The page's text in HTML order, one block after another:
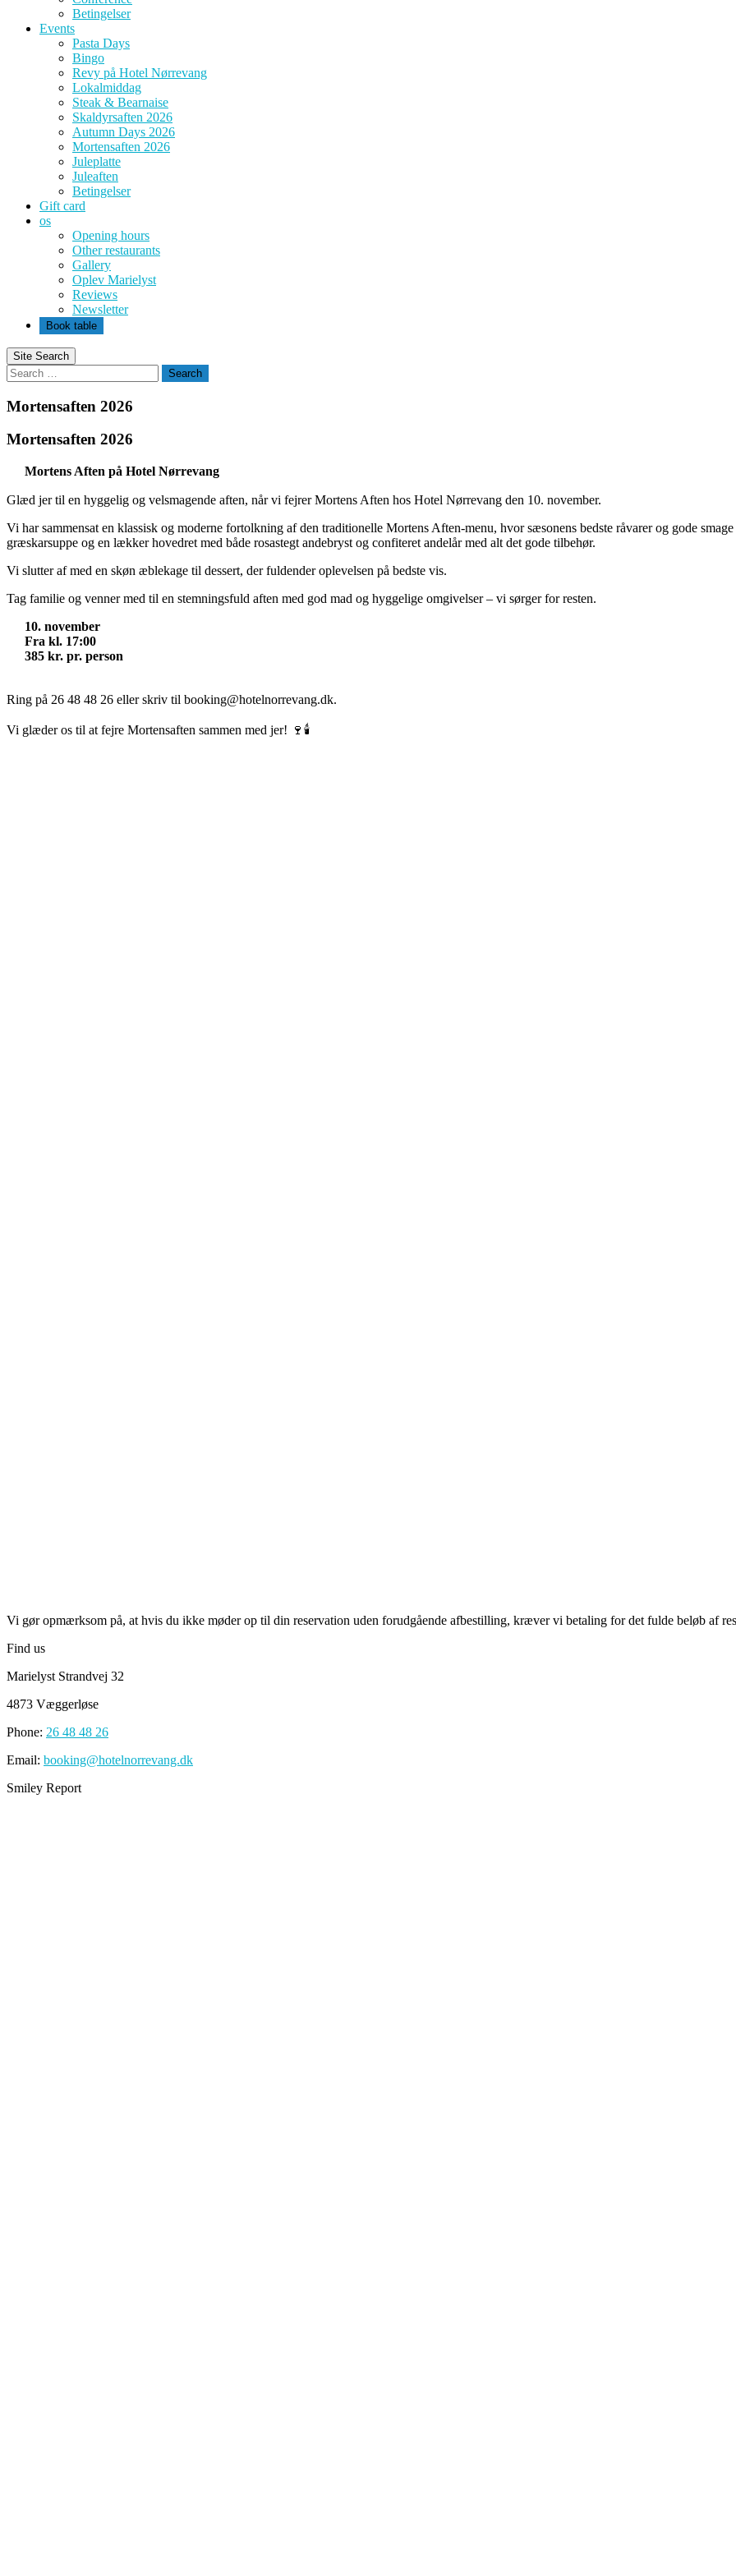
Betingelser
Events
Pasta Days
Bingo
Revy på Hotel Nørrevang
Lokalmiddag
Steak & Bearnaise
Skaldyrsaften 2026
Autumn Days 2026
Mortensaften 2026
Juleplatte
Juleaften
Betingelser
Gift card
os
Opening hours
Other restaurants
Gallery
Oplev Marielyst
Reviews
Newsletter
Book table
Site Search
Search
Mortensaften 2026
Mortensaften 2026
Mortens Aften på Hotel Nørrevang
Glæd jer til en hyggelig og velsmagende aften, når vi fejrer Mortens Aften hos Hotel Nørrevang den 10. november.
Vi har sammensat en klassisk og moderne fortolkning af den traditionelle Mortens Aften-menu, hvor sæsonens bedste råvarer og gode
græskarsuppe og en lækker hovedret med både rosastegt andebryst og confiteret andelår med alt det gode tilbehør.
Vi slutter af med en skøn æblekage til dessert, der fuldender oplevelsen på bedste vis.
Tag familie og venner med til en stemningsfuld aften med god mad og hyggelige omgivelser – vi sørger for resten.
10. november
Fra kl. 17:00
385 kr. pr. person
Ring på 26 48 48 26 eller skriv til booking@hotelnorrevang.dk.
Vi glæder os til at fejre Mortensaften sammen med jer! 🍷🕯️
Vi gør opmærksom på, at hvis du ikke møder op til din reservation uden forudgående afbestilling, kræver vi betaling for det fulde beløb af
Find us
Marielyst Strandvej 32
4873 Væggerløse
Phone: 26 48 48 26
Email: booking@hotelnorrevang.dk
Smiley Report